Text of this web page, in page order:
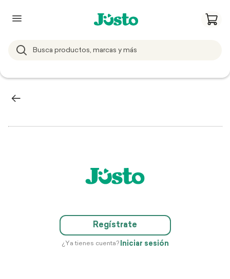
Regístrate
¿Ya tienes cuenta? Iniciar sesión